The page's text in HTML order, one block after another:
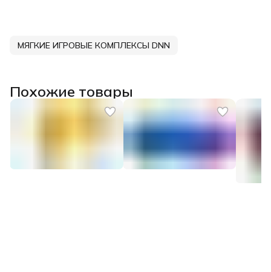
МЯГКИЕ ИГРОВЫЕ КОМПЛЕКСЫ DNN
Похожие товары